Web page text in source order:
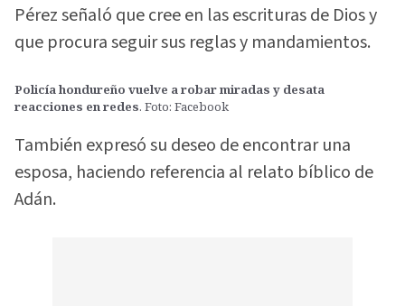
Pérez señaló que cree en las escrituras de Dios y
que procura seguir sus reglas y mandamientos.
Policía hondureño vuelve a robar miradas y desata
reacciones en redes. Foto: Facebook
También expresó su deseo de encontrar una
esposa, haciendo referencia al relato bíblico de
Adán.